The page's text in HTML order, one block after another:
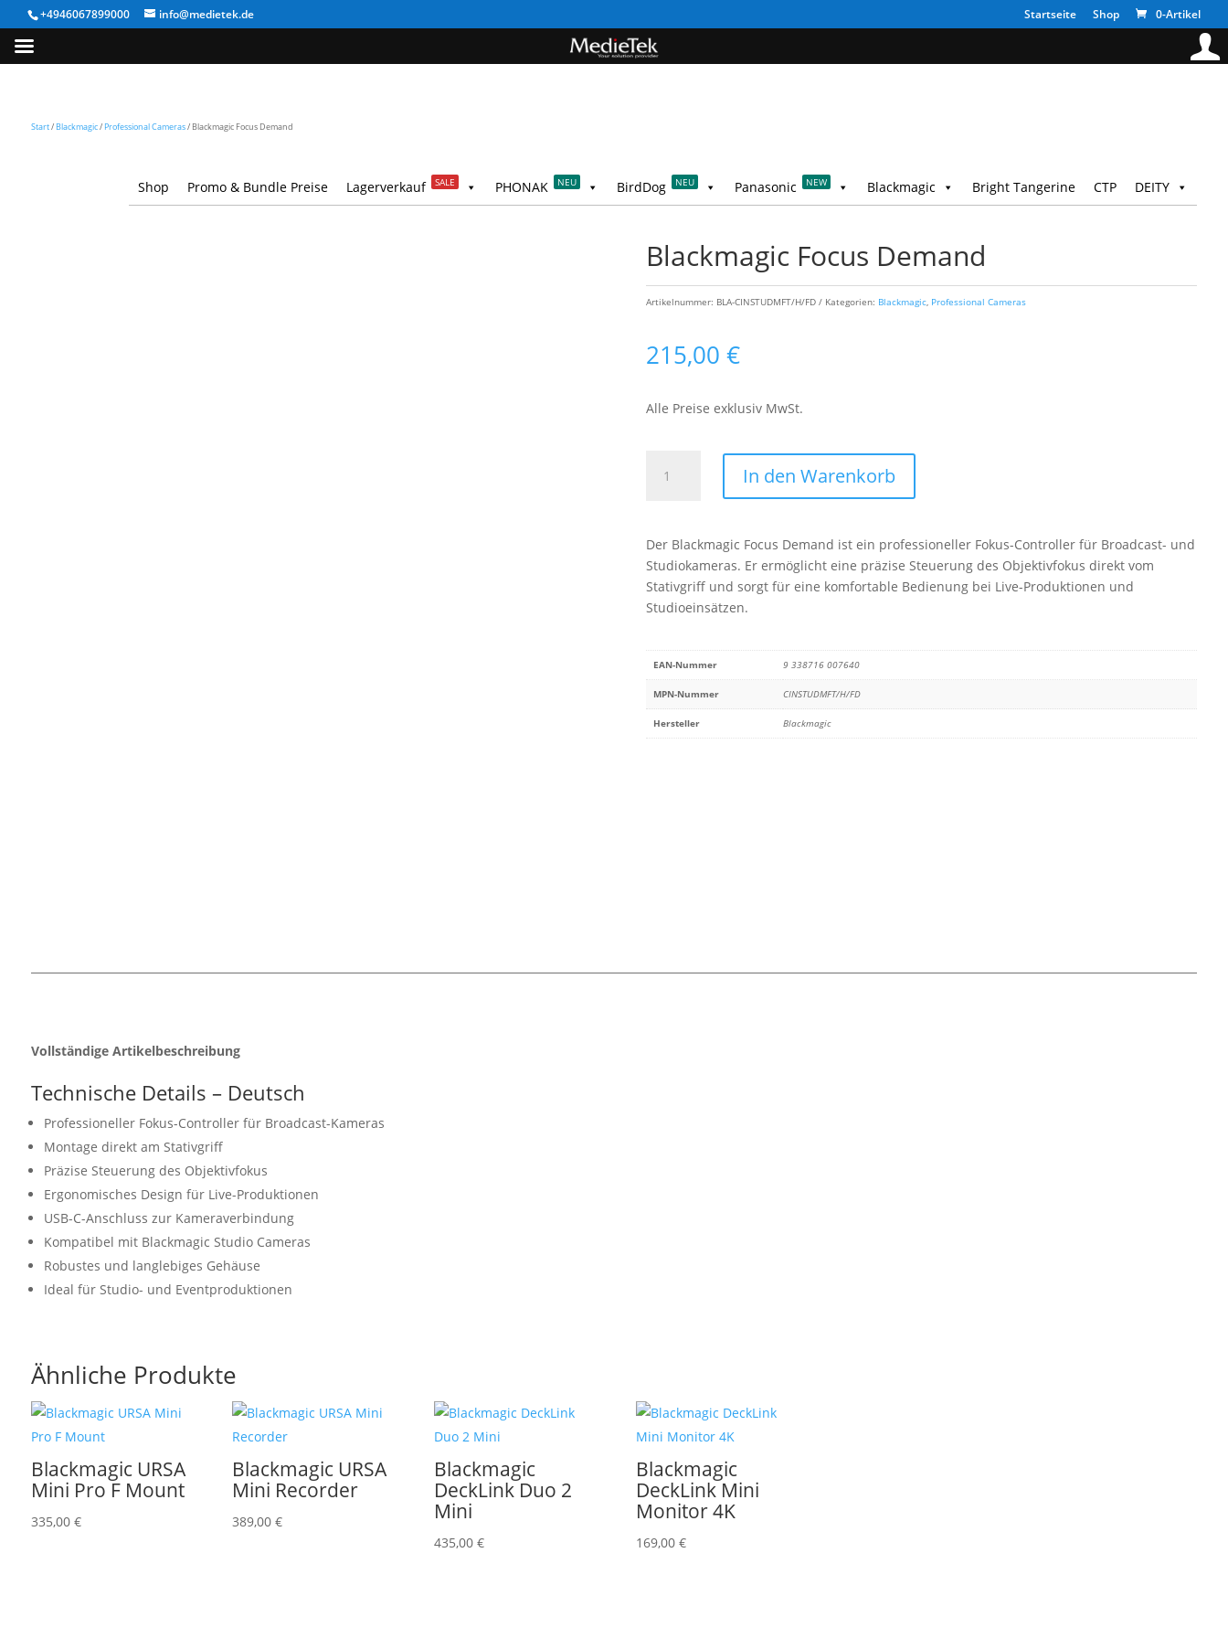
+4946067899000 info@medietek.de Startseite Shop 0-Artikel
Start/ Blackmagic/ Professional Cameras/ Blackmagic Focus Demand
Shop Promo & Bundle Preise Lagerverkauf SALE PHONAK NEU BirdDog NEU Panasonic NEW Blackmagic Bright Tangerine CTP DEITY
Blackmagic Focus Demand
Artikelnummer: BLA-CINSTUDMFT/H/FD Kategorien: Blackmagic, Professional Cameras
215,00€
Alle Preise exklusiv MwSt.
Focus
In den Warenkorb
Der Blackmagic Focus Demand ist ein professioneller Fokus-Controller für Broadcast- und
Studiokameras. Er ermöglicht eine präzise Steuerung des Objektivfokus direkt vom
Stativgriff und sorgt für eine komfortable Bedienung bei Live-Produktionen und
Studioeinsätzen.
EAN-Nummer 9 338716 007640
MPN-Nummer CINSTUDMFT/H/FD
Hersteller Blackmagic
Vollständige Artikelbeschreibung
Technische Details – Deutsch
Professioneller Fokus-Controller für Broadcast-Kameras
Montage direkt am Stativgriff
Präzise Steuerung des Objektivfokus
Ergonomisches Design für Live-Produktionen
USB-C-Anschluss zur Kameraverbindung
Kompatibel mit Blackmagic Studio Cameras
Robustes und langlebiges Gehäuse
Ideal für Studio- und Eventproduktionen
Ähnliche Produkte
Blackmagic URSA
Mini Pro F Mount
335,00 €
Blackmagic URSA
Mini Recorder
389,00€
Blackmagic
DeckLink Duo 2
Mini
435,00€
Blackmagic
DeckLink Mini
Monitor 4K
169,00€